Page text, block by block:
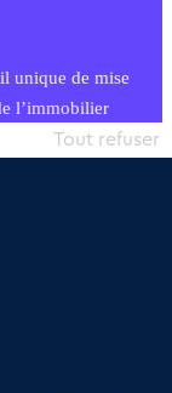
unique de mise
l’immobilier
et intégrant
Tout refuser